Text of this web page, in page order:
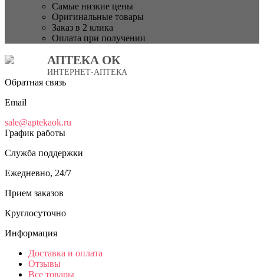
Самые низкие цены
Оригинальные товары
Заказ в 2 клика
Оплата при получении
АПТЕКА ОК
ИНТЕРНЕТ-АПТЕКА
Обратная связь
Email
sale@aptekaok.ru
График работы
Служба поддержки
Ежедневно, 24/7
Прием заказов
Круглосуточно
Информация
Доставка и оплата
Отзывы
Все товары